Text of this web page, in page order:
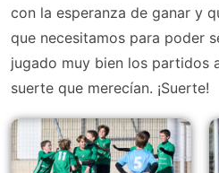
con la esperanza de ganar y
que necesitamos para poder
jugado muy bien los partidos
suerte que merecían. ¡Suerte!